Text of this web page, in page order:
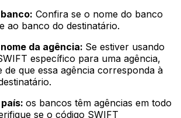
Confira se o nome do banco
ao banco do destinatário.
da agência: Se estiver usando
específico para uma agência,
de que essa agência corresponda à
os bancos têm agências em todo
se o código SWIFT